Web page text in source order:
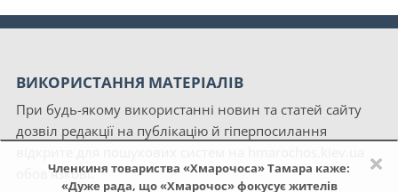
×
Членкиня товариства «Хмарочоса» Тамара каже:
«Дуже рада, що «Хмарочос» фокусує жителів
ВИКОРИСТАННЯ МАТЕРІАЛІВ
При будь-якому використанні новин та статей сайту
дозвіл редакції на публікацію й гіперпосилання
обов'язкові.